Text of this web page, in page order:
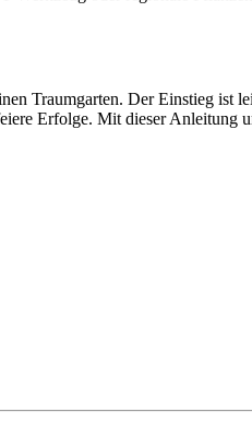
Traumgarten. Der Einstieg ist
Erfolge. Mit dieser